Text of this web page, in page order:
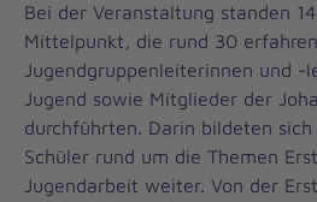
Bei der Veranstaltung standen
Mittelpunkt, die rund 30
Jugendgruppenleiterinnen und
Jugend sowie Mitglieder der
durchführten. Darin bildeten
Schüler rund um die Themen
Jugendarbeit weiter. Von der